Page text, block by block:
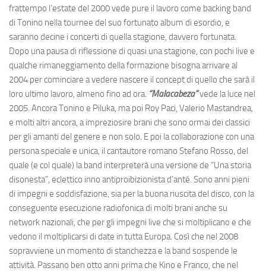
frattempo l’estate del 2000 vede pure il lavoro come backing band
di Tonino nella tournee del suo fortunato album di esordio, e
saranno decine i concerti di quella stagione, davvero fortunata.
Dopo una pausa di riflessione di quasi una stagione, con pochi live e
qualche rimaneggiamento della formazione bisogna arrivare al
2004 per cominciare a vedere nascere il concept di quello che sarà il
loro ultimo lavoro, almeno fino ad ora. “Malacabeza”vede la luce nel
2005. Ancora Tonino e Piluka, ma poi Roy Paci, Valerio Mastandrea,
e molti altri ancora, a impreziosire brani che sono ormai dei classici
per gli amanti del genere e non solo. E poi la collaborazione con una
persona speciale e unica, il cantautore romano Stefano Rosso, del
quale (e col quale) la band interpreterà una versione de “Una storia
disonesta”, eclettico inno antiproibizionista d’anté. Sono anni pieni
di impegni e soddisfazione, sia per la buona riuscita del disco, con la
conseguente esecuzione radiofonica di molti brani anche su
network nazionali, che per gli impegni live che si moltiplicano e che
vedono il moltiplicarsi di date in tutta Europa. Così che nel 2008
sopravviene un momento di stanchezza e la band sospende le
attività. Passano ben otto anni prima che Kino e Franco, che nel